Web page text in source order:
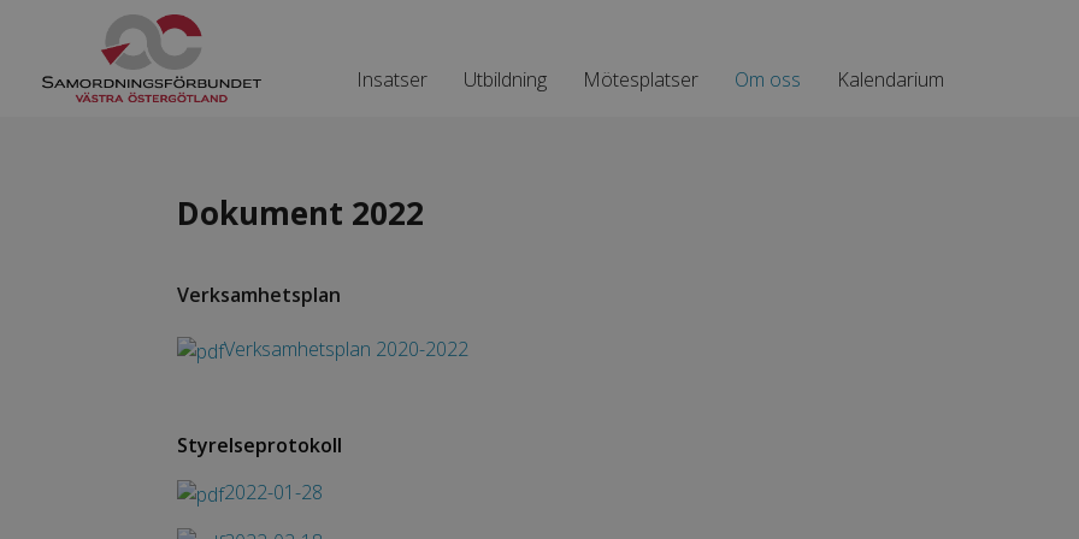
Insatser Utbildning Mötesplatser Om oss Kalendarium
Dokument 2022
Verksamhetsplan
Verksamhetsplan 2020-2022
Styrelseprotokoll
2022-01-28